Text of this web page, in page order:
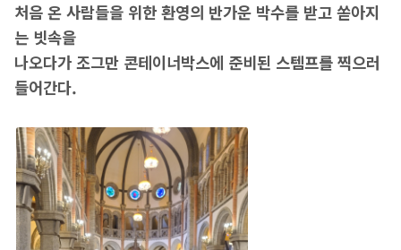
처음 온 사람들을 위한 환영의 반가운 박수를 받고 쏟아지
는 빗속을
나오다가 조그만 콘테이너박스에 준비된 스템프를 찍으러
들어간다.